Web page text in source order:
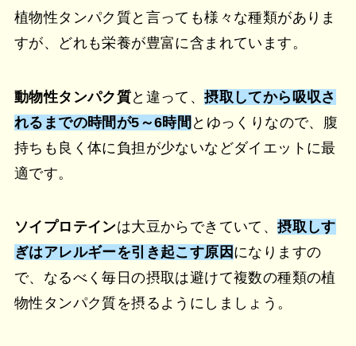
植物性タンパク質と言っても様々な種類がありま
すが、どれも栄養が豊富に含まれています。
動物性タンパク質と違って、摂取してから吸収さ
れるまでの時間が5～6時間 とゆっくりなので、腹
持ちも良く体に負担が少ないなどダイエットに最
適です。
ソイプロテインは大豆からできていて、摂取しす
ぎはアレルギーを引き起こす原因 になりますの
で、なるべく毎日の摂取は避けて複数の種類の植
物性タンパク質を摂るようにしましょう。